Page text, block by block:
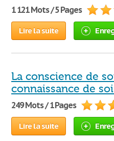
1 121 Mots / 5 Pages
Lire la suite
La conscience de
connaissance de
249 Mots / 1 Pages
Lire la suite